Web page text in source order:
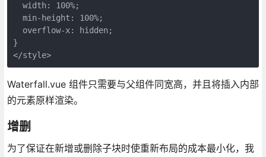
  width: 100%;
  min-height: 100%;
  overflow-x: hidden;
}
</style>
Waterfall.vue 组件只需要与父组件同宽高，并且将插入内部
的元素原样渲染。
增删
为了保证在新增或删除子块时使重新布局的成本最小化，我